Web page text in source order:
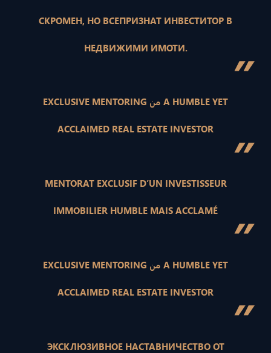
СКРОМЕН, НО ВСЕПРИЗНАТ ИНВЕСТИТОР В
НЕДВИЖИМИ ИМОТИ. ” EXCLUSIVE MENTORING من A HUMBLE YET
ACCLAIMED REAL ESTATE INVESTOR ”
MENTORAT EXCLUSIF D’UN INVESTISSEUR
IMMOBILIER HUMBLE MAIS ACCLAMÉ ” EXCLUSIVE MENTORING من A HUMBLE YET
ACCLAIMED REAL ESTATE INVESTOR ”
ЭКСКЛЮЗИВНОЕ НАСТАВНИЧЕСТВО ОТ